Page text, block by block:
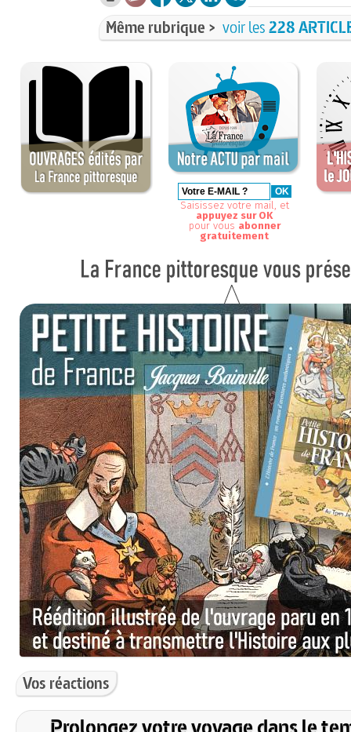
Même rubrique > voir les228
Saisissez votre mail, et
appuyez sur OK
pour vous abonner
gratuitement
Vos réactions
Prolongez votre voyage dans le